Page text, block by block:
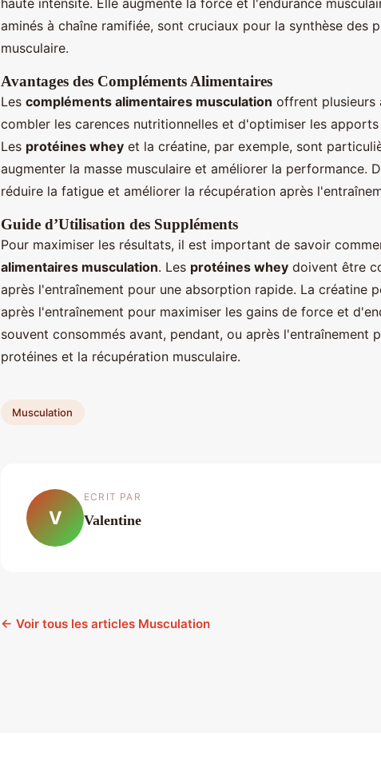
haute intensité. Elle augmente la force et l'endurance
aminés à chaîne ramifiée, sont cruciaux pour la synthèse des
musculaire.
Avantages des Compléments Alimentaires
Les compléments alimentaires musculation offrent plusieurs
combler les carences nutritionnelles et d'optimiser les
Les protéines whey et la créatine, par exemple, sont
augmenter la masse musculaire et améliorer la performance.
réduire la fatigue et améliorer la récupération après
Guide d’Utilisation des Suppléments
Pour maximiser les résultats, il est important de savoir
alimentaires musculation. Les protéines whey doivent être
après l'entraînement pour une absorption rapide. La créatine
après l'entraînement pour maximiser les gains de force et
souvent consommés avant, pendant, ou après l'entraînement
protéines et la récupération musculaire.
Musculation
V
ECRIT PAR
Valentine
← Voir tous les articles Musculation